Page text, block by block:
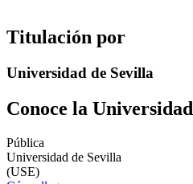
Titulación por
Universidad de Sevilla
Conoce la Universidad
Pública
Universidad de Sevilla
(USE)